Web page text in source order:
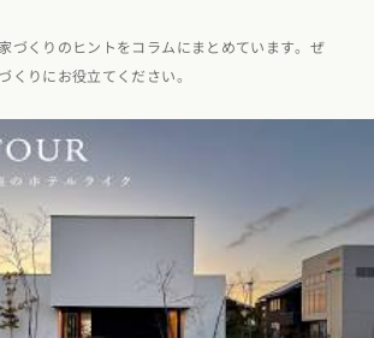
いて
れ
リア
岩手県
県埼玉県千葉県茨城県栃木県群馬県
住宅
づくりのヒントをコラムにまとめています。ぜ
くりにお役立てください。